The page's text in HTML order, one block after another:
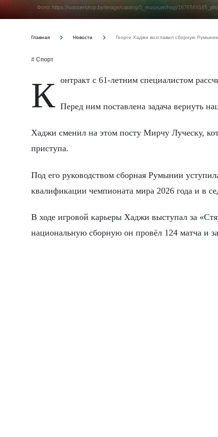
Фото: https://soccershop.by/image/catalog/0_museum/hagi/
Главная Новости Георге Хаджи возглавил сборную
# Спорт
Контракт с 61-летним специалистом
Перед ним поставлена задача вернуть
Хаджи сменил на этом посту Мирчу Луческу,
приступа.
Под его руководством сборная Румынии
квалификации чемпионата мира 2026 года и в
В ходе игровой карьеры Хаджи выступал за
национальную сборную он провёл 124 матча и